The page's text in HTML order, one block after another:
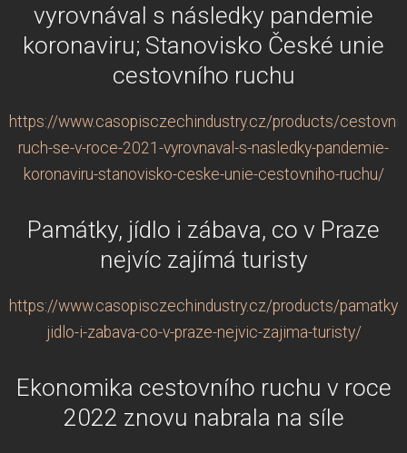
vyrovnával s následky pandemie
koronaviru; Stanovisko České unie
cestovního ruchu
https://www.casopisczechindustry.cz/products/cestovni-
ruch-se-v-roce-2021-vyrovnaval-s-nasledky-pandemie-
koronaviru-stanovisko-ceske-unie-cestovniho-ruchu/
Památky, jídlo i zábava, co v Praze
nejvíc zajímá turisty
https://www.casopisczechindustry.cz/products/pamatky-
jidlo-i-zabava-co-v-praze-nejvic-zajima-turisty/
Ekonomika cestovního ruchu v roce
2022 znovu nabrala na síle